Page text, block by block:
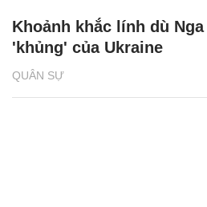
QUÂN SỰ
Khoảnh khắc lính dù Nga
'khủng' của Ukraine